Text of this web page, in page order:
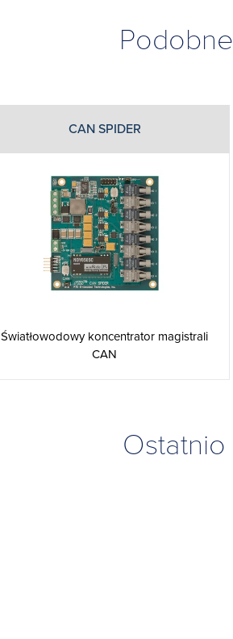
Podobne
CAN SPIDER
Światłowodowy koncentrator magistrali
CAN
Ostatnio